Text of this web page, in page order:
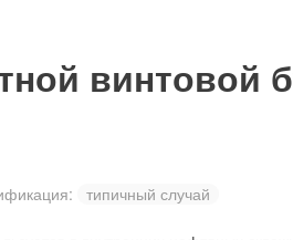
винтовой
типичный случай